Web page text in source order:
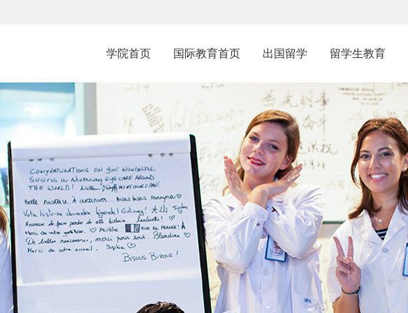
学院首页 国际教育首页 出国留学 留学生教育